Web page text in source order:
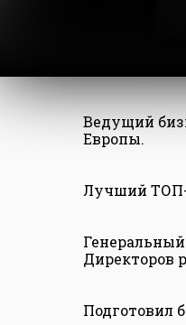
Ведущий
Европы.
Лучший ТОП-
Директоров
Подготовил